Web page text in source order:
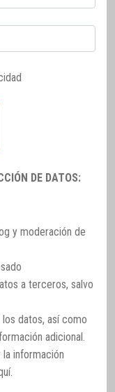
DE DATOS:
y moderación de
a terceros, salvo
datos, así como
adicional.
información
.